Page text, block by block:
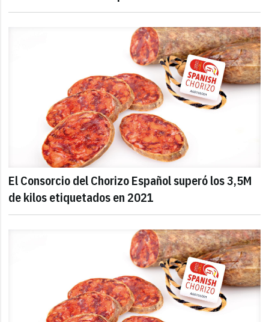
El Consorcio del Chorizo Español superó los 3,5M
de kilos etiquetados en 2021